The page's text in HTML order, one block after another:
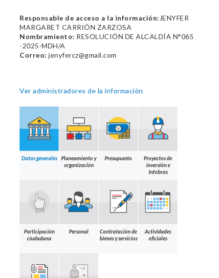
Responsable de acceso a la información: JENYFER
MARGARET CARRIÓN ZARZOSA
Nombramiento: RESOLUCIÓN DE ALCALDÍA N°065
-2025-MDH/A
Correo: jenyfercz@gmail.com
Ver administradores de la información
Datos generales
Planeamiento y
organización
Presupuesto
Proyectos de
inversión e
Infobras
Participación
ciudadana
Personal
Contratación de
bienes y servicios
Actividades
oficiales